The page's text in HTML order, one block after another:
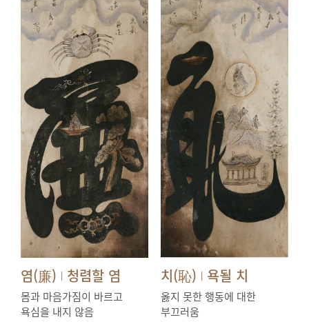
염(廉) | 청렴할 염
몸과 마음가짐이 바르고
욕심을 내지 않음
치(恥) | 욕될 치
옳지 못한 행동에 대한
부끄러움